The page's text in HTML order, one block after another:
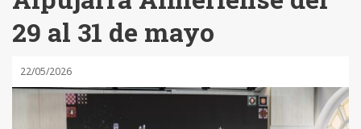
29 al 31 de mayo
22/05/2026